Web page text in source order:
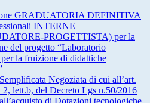
GRADUATORIA DEFINITIVA
INTERNE
PROGETTISTA) per la
del progetto “Laboratorio
la fruizione di didattiche
Negoziata di cui all’art.
2, lett.b, del Decreto Lgs n.50/2016